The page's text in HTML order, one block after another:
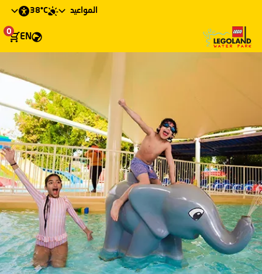
38°C المواعيد
EN
0